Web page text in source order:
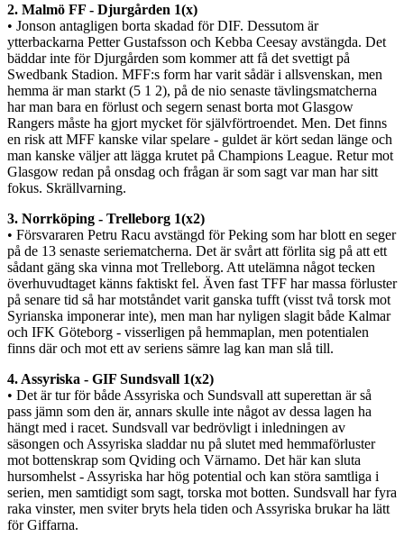
2. Malmö FF - Djurgården 1(x)
• Jonson antagligen borta skadad för DIF. Dessutom är
ytterbackarna Petter Gustafsson och Kebba Ceesay avstängda. Det
bäddar inte för Djurgården som kommer att få det svettigt på
Swedbank Stadion. MFF:s form har varit sådär i allsvenskan, men
hemma är man starkt (5 1 2), på de nio senaste tävlingsmatcherna
har man bara en förlust och segern senast borta mot Glasgow
Rangers måste ha gjort mycket för självförtroendet. Men. Det finns
en risk att MFF kanske vilar spelare - guldet är kört sedan länge och
man kanske väljer att lägga krutet på Champions League. Retur mot
Glasgow redan på onsdag och frågan är som sagt var man har sitt
fokus. Skrällvarning.
3. Norrköping - Trelleborg 1(x2)
• Försvararen Petru Racu avstängd för Peking som har blott en seger
på de 13 senaste seriematcherna. Det är svårt att förlita sig på att ett
sådant gäng ska vinna mot Trelleborg. Att utelämna något tecken
överhuvudtaget känns faktiskt fel. Även fast TFF har massa förluster
på senare tid så har motståndet varit ganska tufft (visst två torsk mot
Syrianska imponerar inte), men man har nyligen slagit både Kalmar
och IFK Göteborg - visserligen på hemmaplan, men potentialen
finns där och mot ett av seriens sämre lag kan man slå till.
4. Assyriska - GIF Sundsvall 1(x2)
• Det är tur för både Assyriska och Sundsvall att superettan är så
pass jämn som den är, annars skulle inte något av dessa lagen ha
hängt med i racet. Sundsvall var bedrövligt i inledningen av
säsongen och Assyriska sladdar nu på slutet med hemmaförluster
mot bottenskrap som Qviding och Värnamo. Det här kan sluta
hursomhelst - Assyriska har hög potential och kan störa samtliga i
serien, men samtidigt som sagt, torska mot botten. Sundsvall har fyra
raka vinster, men sviter bryts hela tiden och Assyriska brukar ha lätt
för Giffarna.